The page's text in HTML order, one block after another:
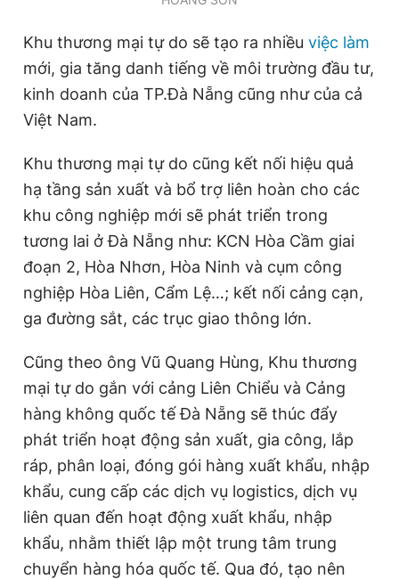
Khu thương mại tự do sẽ tạo ra nhiều việc làm
mới, gia tăng danh tiếng về môi trường đầu tư,
kinh doanh của TP.Đà Nẵng cũng như của cả
Việt Nam.
Khu thương mại tự do cũng kết nối hiệu quả
hạ tầng sản xuất và bổ trợ liên hoàn cho các
khu công nghiệp mới sẽ phát triển trong
tương lai ở Đà Nẵng như: KCN Hòa Cầm giai
đoạn 2, Hòa Nhơn, Hòa Ninh và cụm công
nghiệp Hòa Liên, Cẩm Lệ…; kết nối cảng cạn,
ga đường sắt, các trục giao thông lớn.
Cũng theo ông Vũ Quang Hùng, Khu thương
mại tự do gắn với cảng Liên Chiểu và Cảng
hàng không quốc tế Đà Nẵng sẽ thúc đẩy
phát triển hoạt động sản xuất, gia công, lắp
ráp, phân loại, đóng gói hàng xuất khẩu, nhập
khẩu, cung cấp các dịch vụ logistics, dịch vụ
liên quan đến hoạt động xuất khẩu, nhập
khẩu, nhằm thiết lập một trung tâm trung
chuyển hàng hóa quốc tế. Qua đó, tạo nên